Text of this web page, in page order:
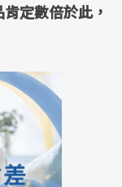
定數倍於此，